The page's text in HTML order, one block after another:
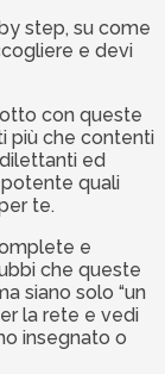
step, su come
e devi
con queste
più che contenti
ed
quali
te.
e
che queste
siano solo “un
la rete e vedi
insegnato o